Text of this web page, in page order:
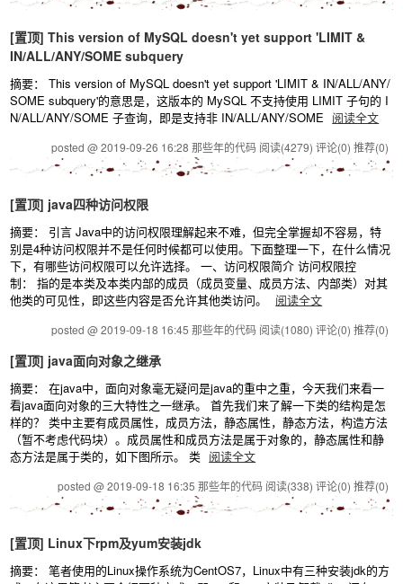
[置顶] This version of MySQL doesn't yet support 'LIMIT &
IN/ALL/ANY/SOME subquery
摘要： This version of MySQL doesn't yet support 'LIMIT & IN/ALL/ANY/
SOME subquery'的意思是，这版本的 MySQL 不支持使用 LIMIT 子句的 I
N/ALL/ANY/SOME 子查询，即是支持非 IN/ALL/ANY/SOME 阅读全文
posted @ 2019-09-26 16:28 那些年的代码 阅读(4279) 评论(0) 推荐(0)
[置顶] java四种访问权限
摘要： 引言 Java中的访问权限理解起来不难，但完全掌握却不容易，特
别是4种访问权限并不是任何时候都可以使用。下面整理一下，在什么情况
下，有哪些访问权限可以允许选择。 一、访问权限简介 访问权限控
制： 指的是本类及本类内部的成员（成员变量、成员方法、内部类）对其
他类的可见性，即这些内容是否允许其他类访问。
阅读全文
posted @ 2019-09-18 16:45 那些年的代码 阅读(1080) 评论(0) 推荐(0)
[置顶] java面向对象之继承
摘要： 在java中，面向对象毫无疑问是java的重中之重，今天我们来看一
看java面向对象的三大特性之一继承。 首先我们来了解一下类的结构是怎
样的？ 类中主要有成员属性，成员方法，静态属性，静态方法，构造方法
（暂不考虑代码块）。成员属性和成员方法是属于对象的，静态属性和静
态方法是属于类的，如下图所示。 类 阅读全文
posted @ 2019-09-18 16:35 那些年的代码 阅读(338) 评论(0) 推荐(0)
[置顶] Linux下rpm及yum安装jdk
摘要： 笔者使用的Linux操作系统为CentOS7，Linux中有三种安装jdk的方